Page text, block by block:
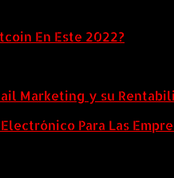
En Este 2022?
Marketing y su
Para Las